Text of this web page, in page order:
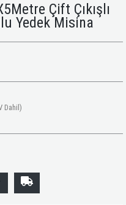
Çift Çıkışlı
Yedek Misina
Dahil)